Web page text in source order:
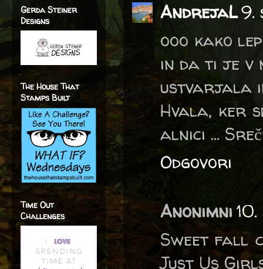
AndrejaL9.
ooo kako
in da ti je v
ustvarjala
Hvala, ker
alnici ...
Odgovori
Anonimni
Sweet fall
Just Us
Gerda Steiner
Designs
The House That
Stamps Built
Time Out
Challenges